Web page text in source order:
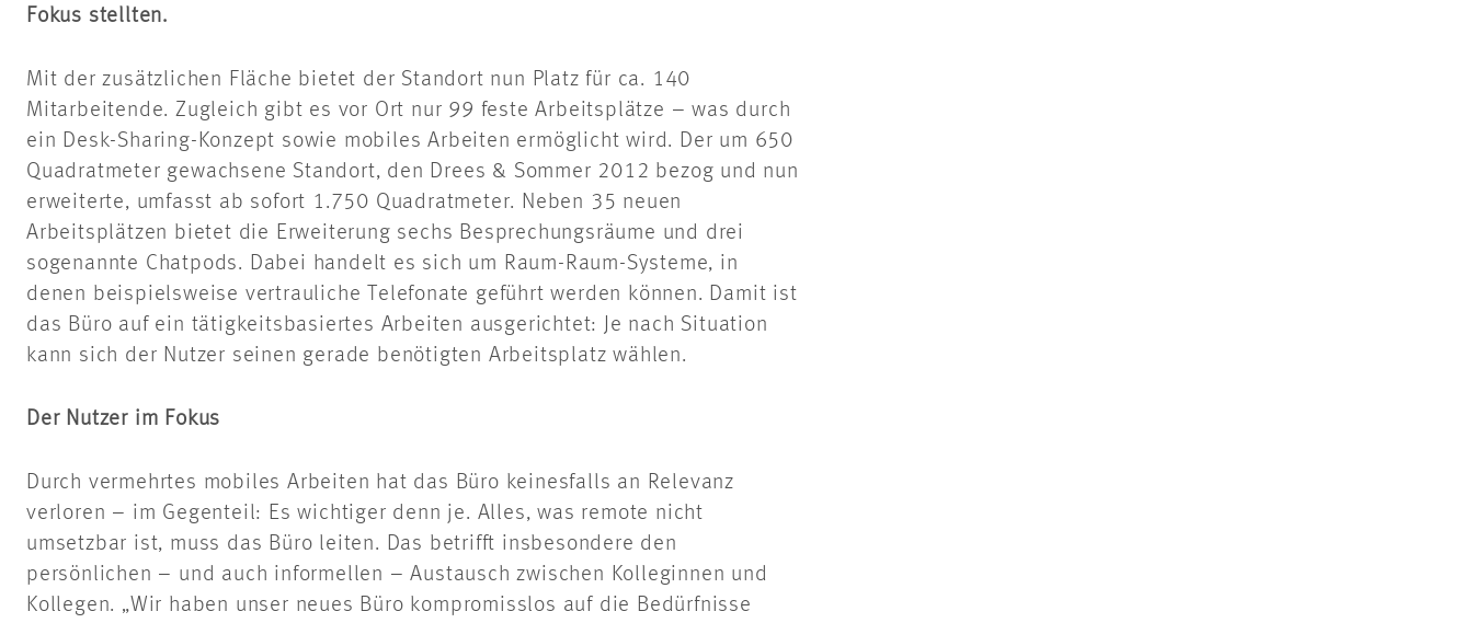
Fokus stellten.
Mit der zusätzlichen Fläche bietet der Standort nun Platz für ca. 140
Mitarbeitende. Zugleich gibt es vor Ort nur 99 feste Arbeitsplätze – was durch
ein Desk-Sharing-Konzept sowie mobiles Arbeiten ermöglicht wird. Der um 650
Quadratmeter gewachsene Standort, den Drees & Sommer 2012 bezog und nun
erweiterte, umfasst ab sofort 1.750 Quadratmeter. Neben 35 neuen
Arbeitsplätzen bietet die Erweiterung sechs Besprechungsräume und drei
sogenannte Chatpods. Dabei handelt es sich um Raum-Raum-Systeme, in
denen beispielsweise vertrauliche Telefonate geführt werden können. Damit ist
das Büro auf ein tätigkeitsbasiertes Arbeiten ausgerichtet: Je nach Situation
kann sich der Nutzer seinen gerade benötigten Arbeitsplatz wählen.
Der Nutzer im Fokus
Durch vermehrtes mobiles Arbeiten hat das Büro keinesfalls an Relevanz
verloren – im Gegenteil: Es wichtiger denn je. Alles, was remote nicht
umsetzbar ist, muss das Büro leiten. Das betrifft insbesondere den
persönlichen – und auch informellen – Austausch zwischen Kolleginnen und
Kollegen. „Wir haben unser neues Büro kompromisslos auf die Bedürfnisse